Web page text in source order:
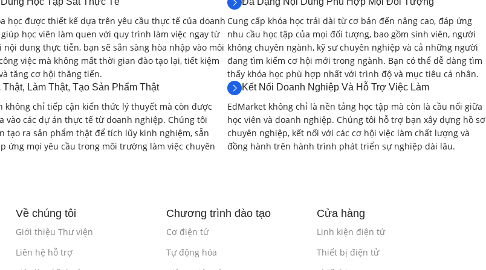
lab: Xây dựng các class cơ bản cho môi trường kiểm chứng bằng SystemVerilog.
mềm:Cadence Incisive/Xcelium, Synopsys VCS, Mentor Graphics Questa.
ngữ:SystemVerilog.
Ràng Buộc Ngẫu Nhiên (Constrained-Random) trong SystemVerilog(4 giờ)
báo các biến ngẫu nhiên (rand, randc).
nghĩa các ràng buộc (constraints) cho biến ngẫu nhiên.
Xây dựng testbench sử dụng kỹ thuật ràng buộc ngẫu nhiên.
Phần mềm:Cadence Incisive/Xcelium, Synopsys VCS, Mentor Graphics Questa.
học được thiết kế dựa trên yêu cầu thực tế của doanh
học viên làm quen với quy trình làm việc ngay từ
nội dung thực tiễn, bạn sẽ sẵn sàng hòa nhập vào môi
việc mà không mất thời gian đào tạo lại, tiết kiệm
tăng cơ hội thăng tiến.
Cung cấp khóa học trải dài từ cơ bản đến nâng cao, đáp ứng
nhu cầu học tập của mọi đối tượng, bao gồm sinh viên, người
không chuyên ngành, kỹ sư chuyên nghiệp và cả những người
đang tìm kiếm cơ hội mới trong ngành. Bạn có thể dễ dàng tìm
thấy khóa học phù hợp nhất với trình độ và mục tiêu cá nhân.
Thật, Làm Thật, Tạo Sản Phẩm Thật
không chỉ tiếp cận kiến thức lý thuyết mà còn được
vào các dự án thực tế từ doanh nghiệp. Chúng tôi
tạo ra sản phẩm thật để tích lũy kinh nghiệm, sẵn
ứng mọi yêu cầu trong môi trường làm việc chuyên
Kết Nối Doanh Nghiệp Và Hỗ Trợ Việc Làm
EdMarket không chỉ là nền tảng học tập mà còn là cầu nối giữa
học viên và doanh nghiệp. Chúng tôi hỗ trợ bạn xây dựng hồ sơ
chuyên nghiệp, kết nối với các cơ hội việc làm chất lượng và
đồng hành trên hành trình phát triển sự nghiệp dài lâu.
Về chúng tôi
Giới thiệu Thư viện
Liên hệ hỗ trợ
Chương trình đào tạo
Cơ điện tử
Tự động hóa
Cửa hàng
Linh kiện điện tử
Thiết bị điện tử